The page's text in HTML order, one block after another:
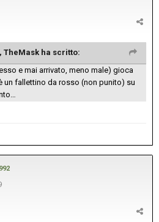
TheMask ha scritto:
e mai arrivato, meno male) gioca
un fallettino da rosso (non punito) su